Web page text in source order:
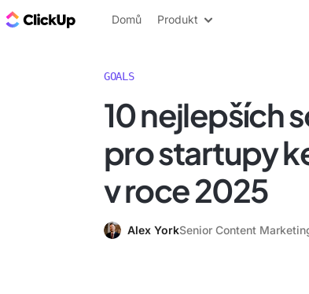
ClickUp blog
Domů Produkt
GOALS
10 nejlepších
pro startupy
v roce 2025
Alex YorkSenior Content